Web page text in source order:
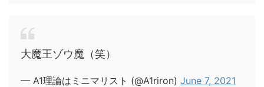
大魔王ゾウ魔（笑）
— A1理論はミニマリスト (@A1riron) June 7, 2021